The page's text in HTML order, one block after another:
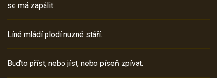
se má zapálit.
Líné mládí plodí nuzné stáří.
Buďto příst, nebo jíst, nebo píseň zpívat.